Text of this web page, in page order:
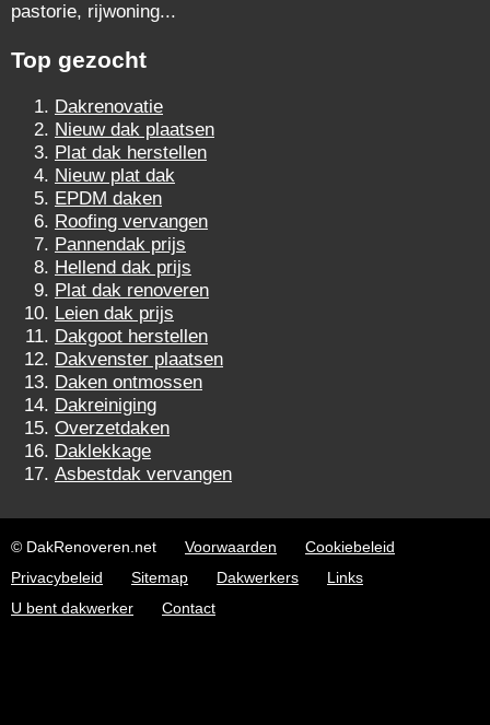
pastorie, rijwoning...
Top gezocht
Dakrenovatie
Nieuw dak plaatsen
Plat dak herstellen
Nieuw plat dak
EPDM daken
Roofing vervangen
Pannendak prijs
Hellend dak prijs
Plat dak renoveren
Leien dak prijs
Dakgoot herstellen
Dakvenster plaatsen
Daken ontmossen
Dakreiniging
Overzetdaken
Daklekkage
Asbestdak vervangen
© DakRenoveren.net Voorwaarden
Cookiebeleid
Privacybeleid
Sitemap Dakwerkers
Links
U bent dakwerker
Contact